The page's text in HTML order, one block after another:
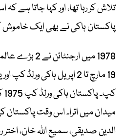
تلاش کر رہا تھا، اور کہا جاتا ہے
پاکستان ہاکی نے بھی ایک خاموش
1978 میں
میدان میں اترا۔ اس وقت پاکستان
الدین صدیقی، سمیع اللہ خان، اختر